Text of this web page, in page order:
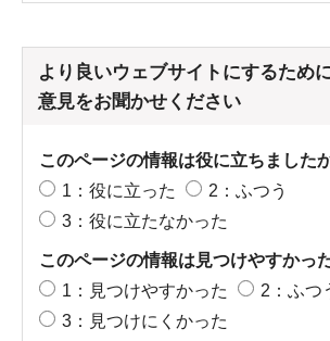
より良いウェブサイトにするため
意見をお聞かせください
このページの情報は役に立ちました
1：役に立った
2：ふつう
3：役に立たなかった
このページの情報は見つけやすかっ
1：見つけやすかった
2：ふつ
3：見つけにくかった